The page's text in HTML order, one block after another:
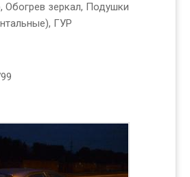
Обогрев зеркал, Подушки
ГУР